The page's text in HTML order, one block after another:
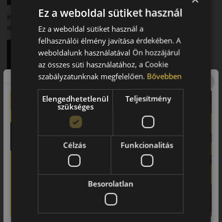
Hankook K135 Ventus Prime4 – Új generációs, komfortos
nyári személyautó-abroncs
A Hankook Ventus Prime4 egy modern nyári személyautó-
Futófelület és tapadás
Fejlett futófelületi mintázata kiváló tapadást biztosít száraz és
Ez a weboldal sütiket használ
Ez a weboldal sütiket használ a
felhasználói élmény javítása érdekében. A
weboldalunk használatával Ön hozzájárul
az összes süti használatához, a Cookie
szabályzatunknak megfelelően. Bővebben
Elengedhetetlenül
szükséges
Teljesítmény
Célzás Funkcionalitás
Besorolatlan